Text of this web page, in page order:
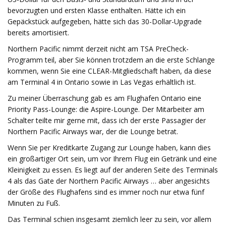
bevorzugten und ersten Klasse enthalten. Hätte ich ein
Gepäckstück aufgegeben, hätte sich das 30-Dollar-Upgrade
bereits amortisiert.
Northern Pacific nimmt derzeit nicht am TSA PreCheck-
Programm teil, aber Sie können trotzdem an die erste Schlange
kommen, wenn Sie eine CLEAR-Mitgliedschaft haben, da diese
am Terminal 4 in Ontario sowie in Las Vegas erhältlich ist.
Zu meiner Überraschung gab es am Flughafen Ontario eine
Priority Pass-Lounge: die Aspire-Lounge. Der Mitarbeiter am
Schalter teilte mir gerne mit, dass ich der erste Passagier der
Northern Pacific Airways war, der die Lounge betrat.
Wenn Sie per Kreditkarte Zugang zur Lounge haben, kann dies
ein großartiger Ort sein, um vor Ihrem Flug ein Getränk und eine
Kleinigkeit zu essen. Es liegt auf der anderen Seite des Terminals
4 als das Gate der Northern Pacific Airways … aber angesichts
der Größe des Flughafens sind es immer noch nur etwa fünf
Minuten zu Fuß.
Das Terminal schien insgesamt ziemlich leer zu sein, vor allem